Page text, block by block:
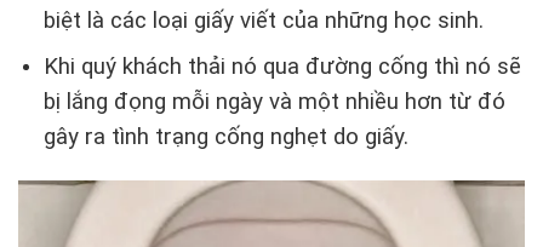
biệt là các loại giấy viết của những học sinh.
Khi quý khách thải nó qua đường cống thì nó sẽ
bị lắng đọng mỗi ngày và một nhiều hơn từ đó
gây ra tình trạng cống nghẹt do giấy.